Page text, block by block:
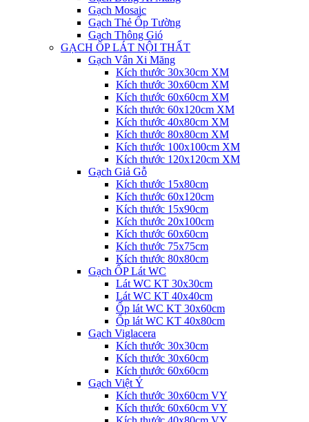
Gạch Mosaic
Gạch Thẻ Ốp Tường
Gạch Thông Gió
GẠCH ỐP LÁT NỘI THẤT
Gạch Vân Xi Măng
Kích thước 30x30cm XM
Kích thước 30x60cm XM
Kích thước 60x60cm XM
Kích thước 60x120cm XM
Kích thước 40x80cm XM
Kích thước 80x80cm XM
Kích thước 100x100cm XM
Kích thước 120x120cm XM
Gạch Giả Gỗ
Kích thước 15x80cm
Kích thước 60x120cm
Kích thước 15x90cm
Kích thước 20x100cm
Kích thước 60x60cm
Kích thước 75x75cm
Kích thước 80x80cm
Gạch ỐP Lát WC
Lát WC KT 30x30cm
Lát WC KT 40x40cm
Ốp lát WC KT 30x60cm
Ốp lát WC KT 40x80cm
Gạch Viglacera
Kích thước 30x30cm
Kích thước 30x60cm
Kích thước 60x60cm
Gạch Việt Ý
Kích thước 30x60cm VY
Kích thước 60x60cm VY